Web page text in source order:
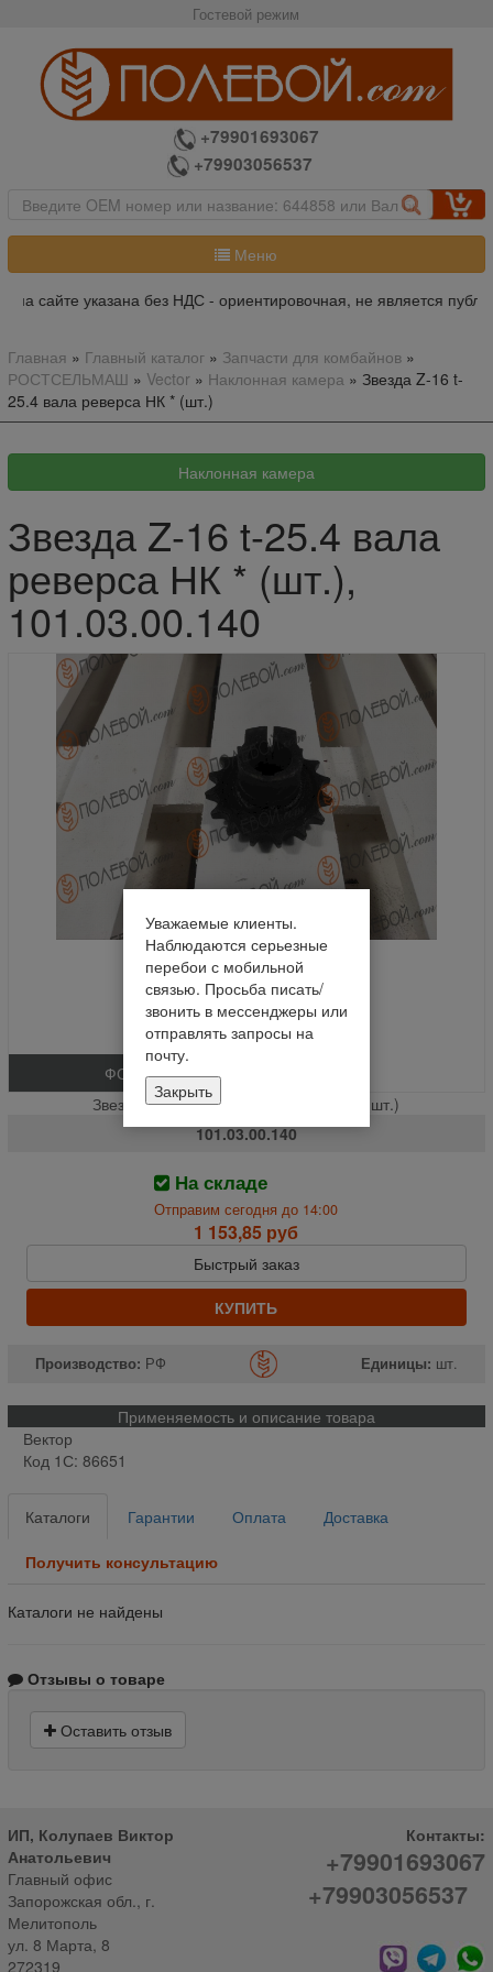
Гостевой режим
+79901693067
+79903056537
Меню
сайте указана без НДС - ориентировочная, не является
Главная » Главный каталог» Запчасти для комбайнов»
РОСТСЕЛЬМАШ » Vector » Наклонная камера » Звезда Z-16 t-
25.4 вала реверса НК * (шт.)
Звезда Z-16 t-25.4 вала
реверса НК * (шт.),
101.03.00.140
ФОТО
Звезда Z-16 t-25.4 вала реверса НК * (шт.)
101.03.00.140
На складе
Отправим сегодня до 14:00
1 153,85 руб
Быстрый заказ
КУПИТЬ
Производство: РФ Единицы: шт.
Применяемость и описание товара
Вектор
Код 1С: 86651
Каталоги Гарантии Оплата Доставка
Получить консультацию
Каталоги не найдены
Отзывы о товаре
Оставить отзыв
ИП, Колупаев Виктор
Анатольевич
Главный офис
Запорожская обл., г.
Мелитополь
ул. 8 Марта, 8
272319
Контакты:
+79901693067
+79903056537
Уважаемые клиенты.
Наблюдаются серьезные
перебои с мобильной
связью. Просьба писать/
звонить в мессенджеры или
отправлять запросы на
почту.
Закрыть